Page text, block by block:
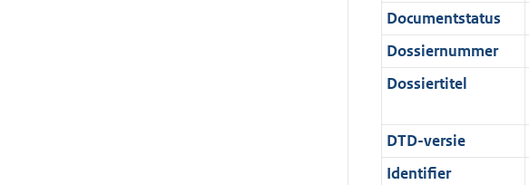
i
e
i
f
o
r
1
8
K
t
i
e
n
f
o
:
6
K
a
t
i
i
n
f
e
:
3
b
Documentstatus
Dossiernummer
Dossiertitel
DTD-versie
Identifier